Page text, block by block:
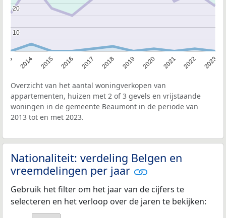
2014 2015 2016 2017 2018 2019 2020 2021 2022 2023
10
10
20
20
Overzicht van het aantal woningverkopen van
appartementen, huizen met 2 of 3 gevels en vrijstaande
woningen in de gemeente Beaumont in de periode van
2013 tot en met 2023.
Nationaliteit: verdeling Belgen en
vreemdelingen per jaar
Gebruik het filter om het jaar van de cijfers te
selecteren en het verloop over de jaren te bekijken: